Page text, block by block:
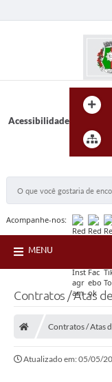
Acessibilidade
Acompanhe-nos:
MENU
Contratos / Atas
Contratos / Atas
Atualizado em: 05/05/